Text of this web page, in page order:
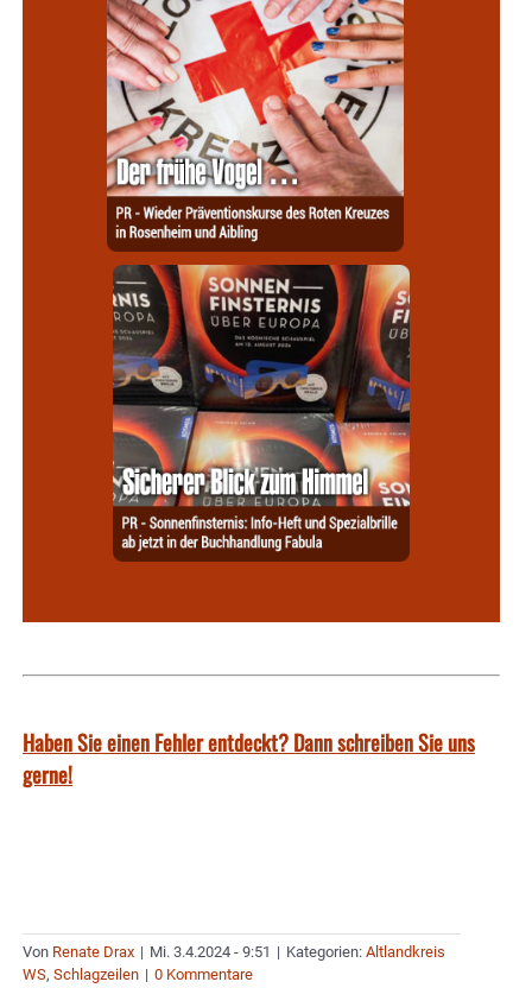
Haben Sie einen Fehler entdeckt? Dann schreiben Sie uns
gerne!
Von Renate Drax | Mi. 3.4.2024 - 9:51 | Kategorien: Altlandkreis
WS, Schlagzeilen | 0 Kommentare